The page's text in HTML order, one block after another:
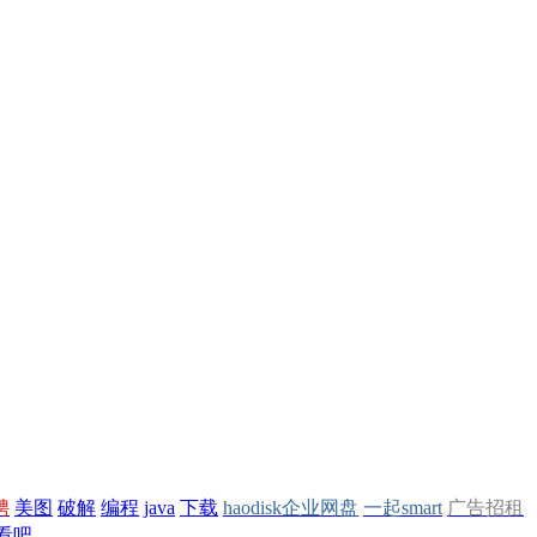
美图 破解 编程 java 下载 haodisk企业网盘 一起smart 广告招租